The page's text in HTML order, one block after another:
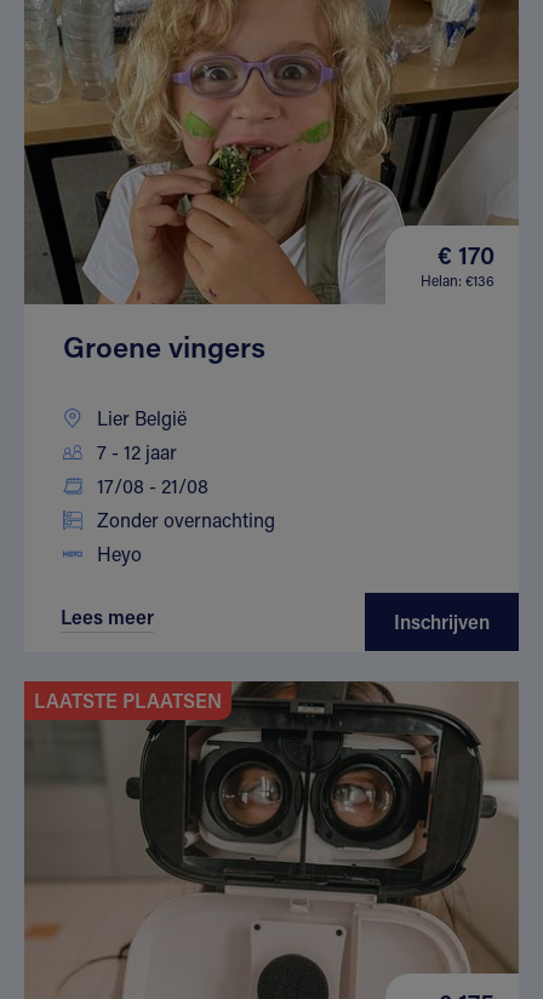
€ 170
Helan: €136
Groene vingers
Lier België
7 - 12 jaar
17/08 - 21/08
Zonder overnachting
Heyo
Lees meer Inschrijven
LAATSTE PLAATSEN